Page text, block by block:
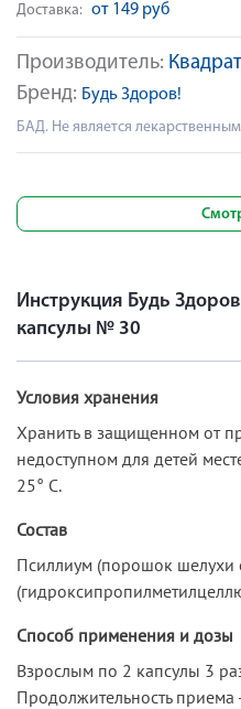
Производитель:
Бренд: Будь Здоров!
БАД. Не является
Доставка: от 149 руб
Инструкция Будь
капсулы № 30
Условия хранения
Хранить в защищенном от
недоступном для детей
25° С.
Состав
Псиллиум (порошок шелухи
Способ применения и дозы
Взрослым по 2 капсулы 3
Продолжительность